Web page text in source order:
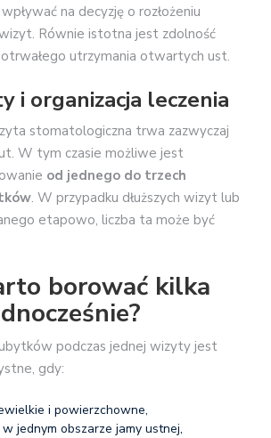
na decyzję o rozłożeniu
Równie istotna jest zdolność
utrzymania otwartych ust.
i organizacja leczenia
stomatologiczna trwa zazwyczaj
W tym czasie możliwe jest
od jednego do trzech
. W przypadku dłuższych wizyt lub
etapowo, liczba ta może być
borować kilka
podczas jednej wizyty jest
gdy:
i powierzchowne,
w jednym obszarze jamy ustnej,